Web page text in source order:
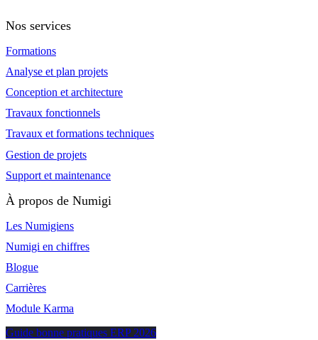
Nos services
Formations
Analyse et plan projets
Conception et architecture
Travaux fonctionnels
Travaux et formations techniques
Gestion de projets
Support et maintenance
À propos de Numigi
Les Numigiens
Numigi en chiffres
Blogue
Carrières
Module Karma
Guide bonne pratiques ERP 2026